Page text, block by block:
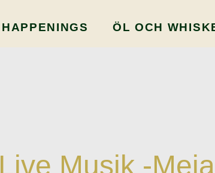
HAPPENINGS ÖL OCH
Live Musik -